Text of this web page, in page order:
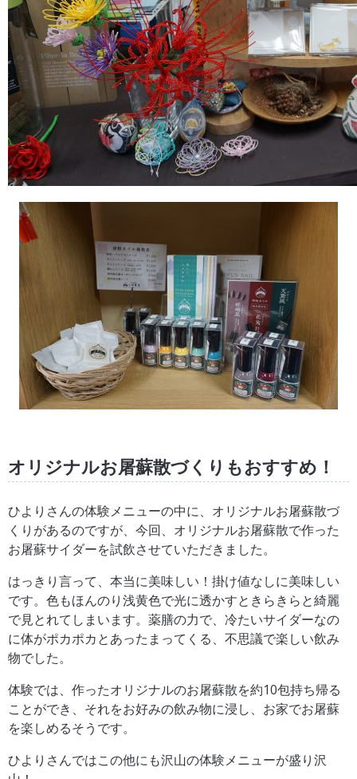
オリジナルお屠蘇散づくりもおすすめ！
ひよりさんの体験メニューの中に、オリジナルお屠蘇散づ
くりがあるのですが、今回、オリジナルお屠蘇散で作った
お屠蘇サイダーを試飲させていただきました。
はっきり言って、本当に美味しい！掛け値なしに美味しい
です。色もほんのり浅黄色で光に透かすときらきらと綺麗
で見とれてしまいます。薬膳の力で、冷たいサイダーなの
に体がポカポカとあったまってくる、不思議で楽しい飲み
物でした。
体験では、作ったオリジナルのお屠蘇散を約10包持ち帰る
ことができ、それをお好みの飲み物に浸し、お家でお屠蘇
を楽しめるそうです。
ひよりさんではこの他にも沢山の体験メニューが盛り沢